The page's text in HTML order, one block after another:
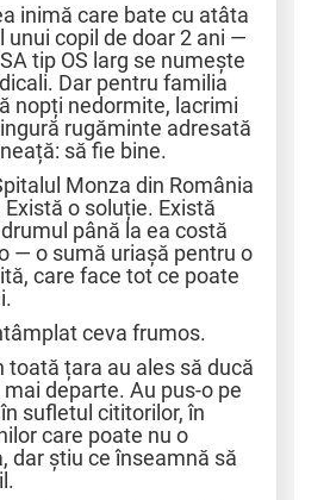
inimă care bate cu atâta
unui copil de doar 2 ani —
tip OS larg se numește
Dar pentru familia
nopți nedormite, lacrimi
rugăminte adresată
să fie bine.
Monza din România
o soluție. Există
până la ea costă
— o sumă uriașă pentru o
care face tot ce poate
ceva frumos.
toată țara au ales să ducă
departe. Au pus-o pe
sufletul cititorilor, în
care poate nu o
dar știu ce înseamnă să